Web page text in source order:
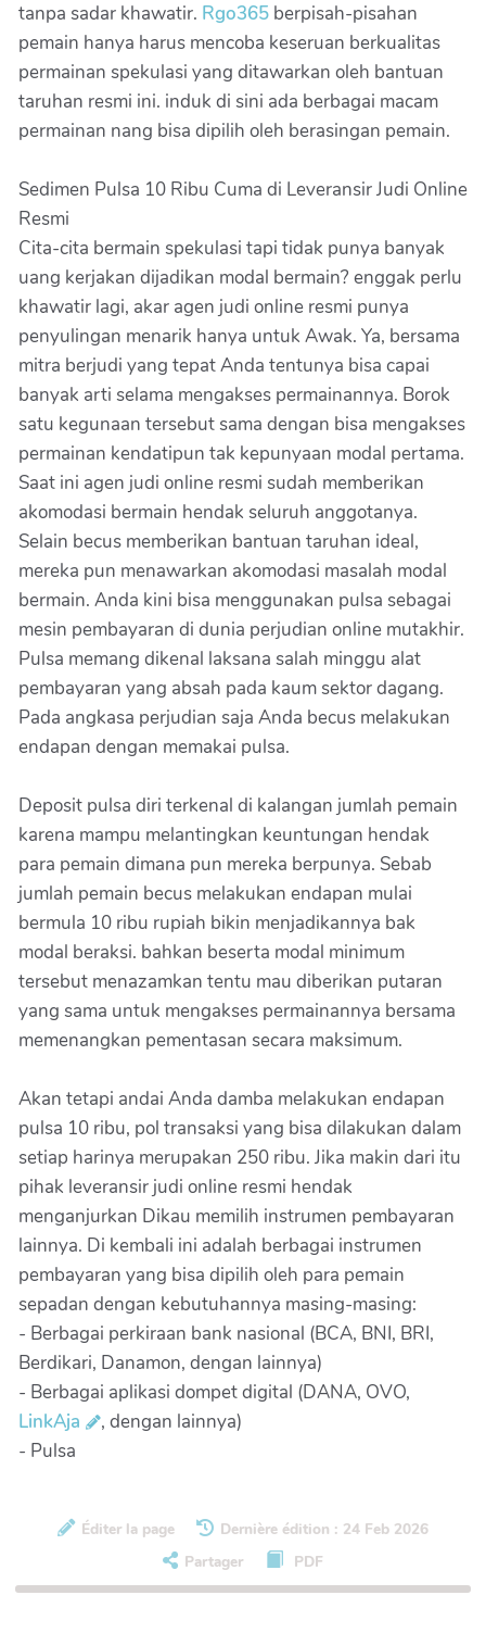
tanpa sadar khawatir. Rgo365 berpisah-pisahan
pemain hanya harus mencoba keseruan berkualitas
permainan spekulasi yang ditawarkan oleh bantuan
taruhan resmi ini. induk di sini ada berbagai macam
permainan nang bisa dipilih oleh berasingan pemain.
Sedimen Pulsa 10 Ribu Cuma di Leveransir Judi Online
Resmi
Cita-cita bermain spekulasi tapi tidak punya banyak
uang kerjakan dijadikan modal bermain? enggak perlu
khawatir lagi, akar agen judi online resmi punya
penyulingan menarik hanya untuk Awak. Ya, bersama
mitra berjudi yang tepat Anda tentunya bisa capai
banyak arti selama mengakses permainannya. Borok
satu kegunaan tersebut sama dengan bisa mengakses
permainan kendatipun tak kepunyaan modal pertama.
Saat ini agen judi online resmi sudah memberikan
akomodasi bermain hendak seluruh anggotanya.
Selain becus memberikan bantuan taruhan ideal,
mereka pun menawarkan akomodasi masalah modal
bermain. Anda kini bisa menggunakan pulsa sebagai
mesin pembayaran di dunia perjudian online mutakhir.
Pulsa memang dikenal laksana salah minggu alat
pembayaran yang absah pada kaum sektor dagang.
Pada angkasa perjudian saja Anda becus melakukan
endapan dengan memakai pulsa.
Deposit pulsa diri terkenal di kalangan jumlah pemain
karena mampu melantingkan keuntungan hendak
para pemain dimana pun mereka berpunya. Sebab
jumlah pemain becus melakukan endapan mulai
bermula 10 ribu rupiah bikin menjadikannya bak
modal beraksi. bahkan beserta modal minimum
tersebut menazamkan tentu mau diberikan putaran
yang sama untuk mengakses permainannya bersama
memenangkan pementasan secara maksimum.
Akan tetapi andai Anda damba melakukan endapan
pulsa 10 ribu, pol transaksi yang bisa dilakukan dalam
setiap harinya merupakan 250 ribu. Jika makin dari itu
pihak leveransir judi online resmi hendak
menganjurkan Dikau memilih instrumen pembayaran
lainnya. Di kembali ini adalah berbagai instrumen
pembayaran yang bisa dipilih oleh para pemain
sepadan dengan kebutuhannya masing-masing:
- Berbagai perkiraan bank nasional (BCA, BNI, BRI,
Berdikari, Danamon, dengan lainnya)
- Berbagai aplikasi dompet digital (DANA, OVO,
LinkAja
, dengan lainnya)
- Pulsa
Éditer la page
Dernière édition : 24 Feb 2026
Partager
PDF